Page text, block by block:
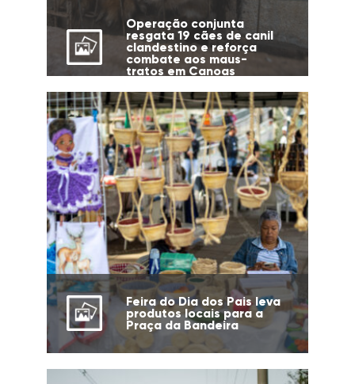
Operação conjunta
resgata 19 cães de canil
clandestino e reforça
combate aos maus-
tratos em Canoas
Feira do Dia dos Pais leva
produtos locais para a
Praça da Bandeira